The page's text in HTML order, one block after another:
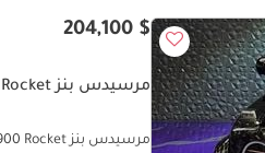
$ 204,100
مرسيدس بنز G 63 AMG BRABUS G900 Rocket
مرسيدس بنز G 63 AMG BRABUS G900 Rocket